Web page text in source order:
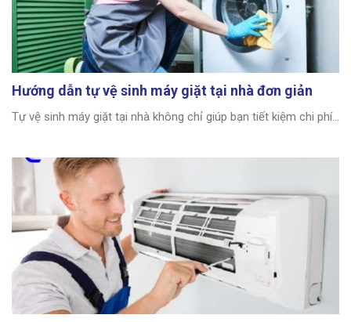
Hướng dẫn tự vệ sinh máy giặt tại nhà đơn giản
Tự vệ sinh máy giặt tại nhà không chỉ giúp bạn tiết kiệm chi phí...